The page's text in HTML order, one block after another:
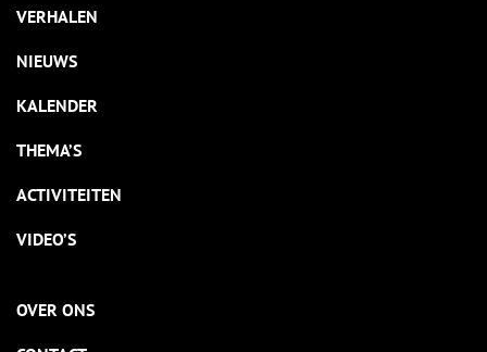
VERHALEN
NIEUWS
KALENDER
THEMA’S
ACTIVITEITEN
VIDEO’S
OVER ONS